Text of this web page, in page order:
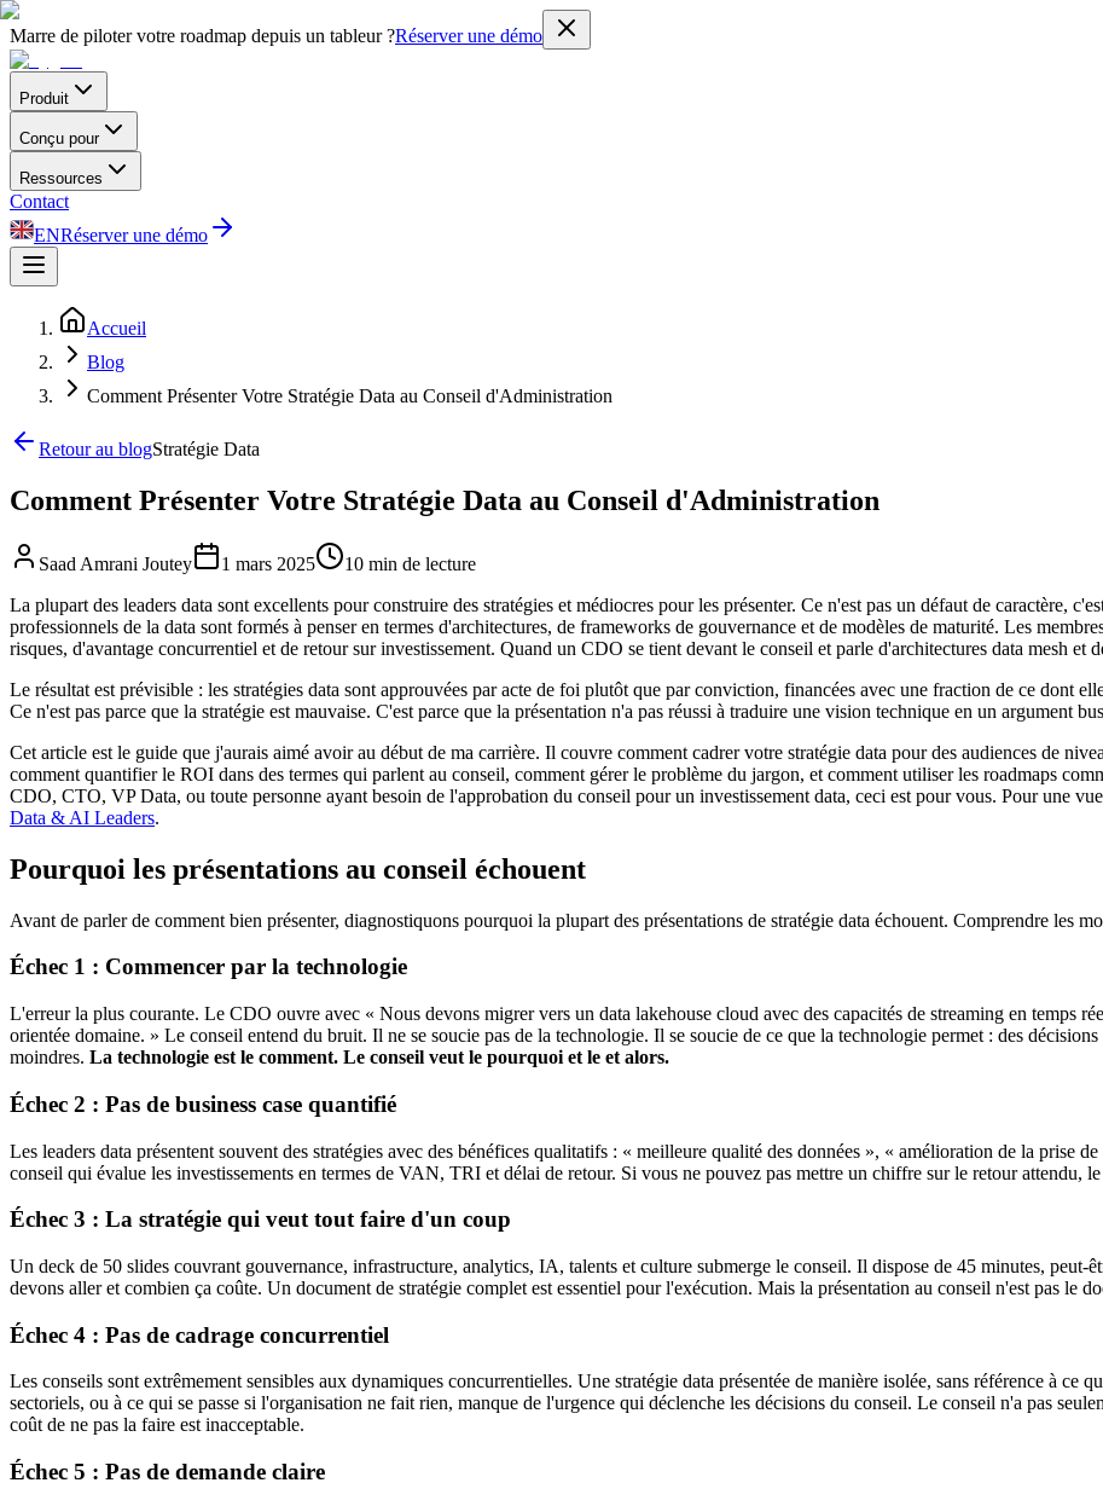
Marre de piloter votre roadmap depuis un tableur ?Réserver une démo
Produit
Conçu pour
Ressources
Contact
ENRéserver une démo
Accueil
Blog
Comment Présenter Votre Stratégie Data au Conseil d'Administration
Retour au blogStratégie Data
Comment Présenter Votre Stratégie Data au Conseil d'Administration
Saad Amrani Joutey 1 mars 2025 10 min de lecture
La plupart des leaders data sont excellents pour construire des stratégies et médiocres pour les présenter. Ce n'est pas un défaut de caractère,
professionnels de la data sont formés à penser en termes d'architectures, de frameworks de gouvernance et de modèles de maturité. Les
risques, d'avantage concurrentiel et de retour sur investissement. Quand un CDO se tient devant le conseil et parle d'architectures data mesh et
Le résultat est prévisible : les stratégies data sont approuvées par acte de foi plutôt que par conviction, financées avec une fraction de ce dont
Ce n'est pas parce que la stratégie est mauvaise. C'est parce que la présentation n'a pas réussi à traduire une vision technique en un argument
Cet article est le guide que j'aurais aimé avoir au début de ma carrière. Il couvre comment cadrer votre stratégie data pour des audiences de
comment quantifier le ROI dans des termes qui parlent au conseil, comment gérer le problème du jargon, et comment utiliser les roadmaps
CDO, CTO, VP Data, ou toute personne ayant besoin de l'approbation du conseil pour un investissement data, ceci est pour vous. Pour une
Data & AI Leaders.
Pourquoi les présentations au conseil échouent
Avant de parler de comment bien présenter, diagnostiquons pourquoi la plupart des présentations de stratégie data échouent. Comprendre les
Échec 1 : Commencer par la technologie
L'erreur la plus courante. Le CDO ouvre avec « Nous devons migrer vers un data lakehouse cloud avec des capacités de streaming en temps
orientée domaine. » Le conseil entend du bruit. Il ne se soucie pas de la technologie. Il se soucie de ce que la technologie permet : des
moindres. La technologie est le comment. Le conseil veut le pourquoi et le et alors.
Échec 2 : Pas de business case quantifié
Les leaders data présentent souvent des stratégies avec des bénéfices qualitatifs : « meilleure qualité des données », « amélioration de la prise
conseil qui évalue les investissements en termes de VAN, TRI et délai de retour. Si vous ne pouvez pas mettre un chiffre sur le retour attendu,
Échec 3 : La stratégie qui veut tout faire d'un coup
Un deck de 50 slides couvrant gouvernance, infrastructure, analytics, IA, talents et culture submerge le conseil. Il dispose de 45 minutes, peut-
devons aller et combien ça coûte. Un document de stratégie complet est essentiel pour l'exécution. Mais la présentation au conseil n'est pas le
Échec 4 : Pas de cadrage concurrentiel
Les conseils sont extrêmement sensibles aux dynamiques concurrentielles. Une stratégie data présentée de manière isolée, sans référence à ce
sectoriels, ou à ce qui se passe si l'organisation ne fait rien, manque de l'urgence qui déclenche les décisions du conseil. Le conseil n'a pas
coût de ne pas la faire est inacceptable.
Échec 5 : Pas de demande claire